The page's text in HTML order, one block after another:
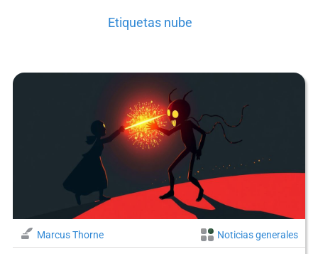
Etiquetas nube
Marcus Thorne Noticias generales